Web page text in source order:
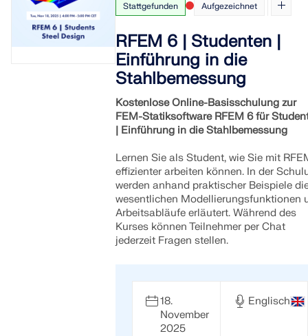
Stattgefunden Aufgezeichnet
RFEM 6 | Studenten |
Einführung in die
Stahlbemessung
Kostenlose Online-Basisschulung zur
FEM-Statiksoftware RFEM 6 für
| Einführung in die Stahlbemessung
Lernen Sie als Student, wie Sie mit
effizienter arbeiten können. In der
werden anhand praktischer Beispiele
wesentlichen Modellierungsfunktionen
Arbeitsabläufe erläutert. Während des
Kurses können Teilnehmer per Chat
jederzeit Fragen stellen.
18.
November
2025
Englisch